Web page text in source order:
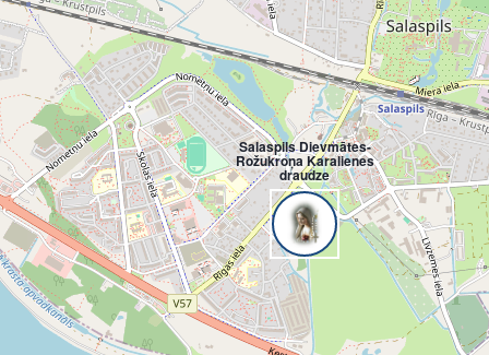
Salaspils Dievmātes-
Rožukroņa Karalienes
draudze